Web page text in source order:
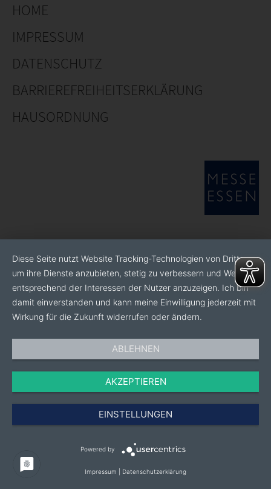
HOME
IMPRESSUM
DATENSCHUTZ
BARRIEREFREIHEITSERKLÄRUNG
HAUSORDNUNG
Diese Seite nutzt Website Tracking-Technologien von Dritten,
um ihre Dienste anzubieten, stetig zu verbessern und Werbung
entsprechend der Interessen der Nutzer anzuzeigen. Ich bin
damit einverstanden und kann meine Einwilligung jederzeit mit
Wirkung für die Zukunft widerrufen oder ändern.
ABLEHNEN
AKZEPTIEREN
EINSTELLUNGEN
Powered by
Impressum Datenschutzerklärung